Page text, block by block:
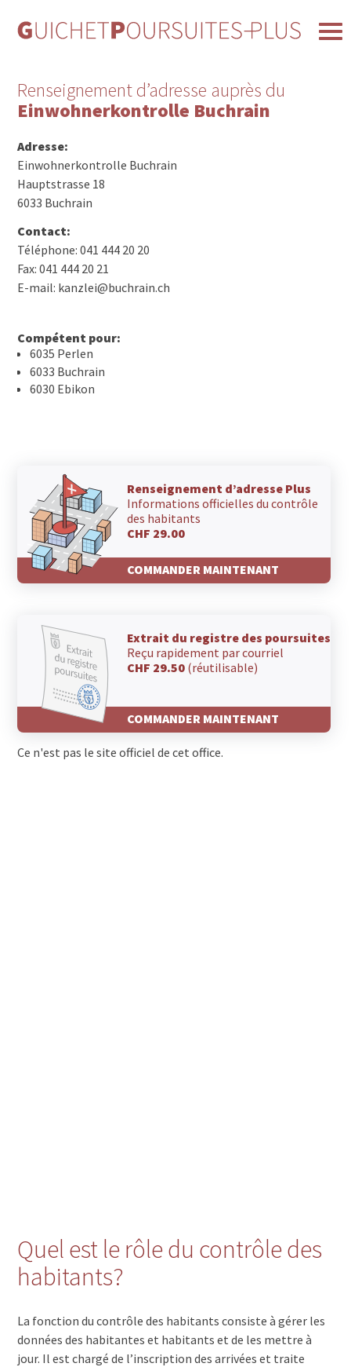
Renseignement d’adresse auprès du
Einwohnerkontrolle Buchrain
Adresse:
Einwohnerkontrolle Buchrain
Hauptstrasse 18
6033 Buchrain
Contact:
Téléphone: 041 444 20 20
Fax: 041 444 20 21
E-mail: kanzlei@buchrain.ch
Compétent pour:
6035 Perlen
6033 Buchrain
6030 Ebikon
Renseignement d’adresse Plus
Informations officielles du contrôle
des habitants
CHF 29.00
COMMANDER MAINTENANT
Extrait du registre des poursuites
Reçu rapidement par courriel
CHF 29.50 (réutilisable)
COMMANDER MAINTENANT
Ce n'est pas le site officiel de cet office.
Quel est le rôle du contrôle des
habitants?
La fonction du contrôle des habitants consiste à gérer les
données des habitantes et habitants et de les mettre à
jour. Il est chargé de l’inscription des arrivées et traite